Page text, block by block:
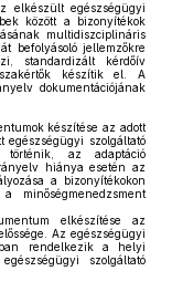
elkészült egészségügyi
között a bizonyítékok
multidiszciplináris
befolyásoló jellemzőkre
standardizált kérdőív
készítik el. A
dokumentációjának
készítése az adott
szolgáltató
történik, az adaptáció
hiánya esetén az
a bizonyítékokon
minőségmenedzsment
elkészítése az
Az egészségügyi
rendelkezik a helyi
szolgáltató